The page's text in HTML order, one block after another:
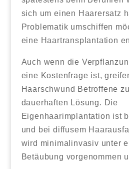
sich um einen Haarersatz
Problematik umschiffen
eine Haartransplantation
Auch wenn die
eine Kostenfrage ist,
Haarschwund Betroffene
dauerhaften Lösung. Die
Eigenhaarimplantation ist
und bei diffusem
wird minimalinvasiv unter
Betäubung vorgenommen